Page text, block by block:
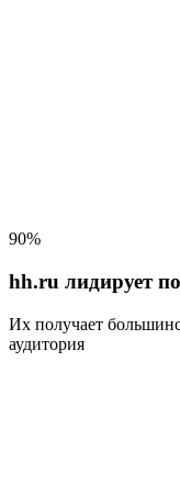
90%
hh.ru лидирует
Их получает
аудитория